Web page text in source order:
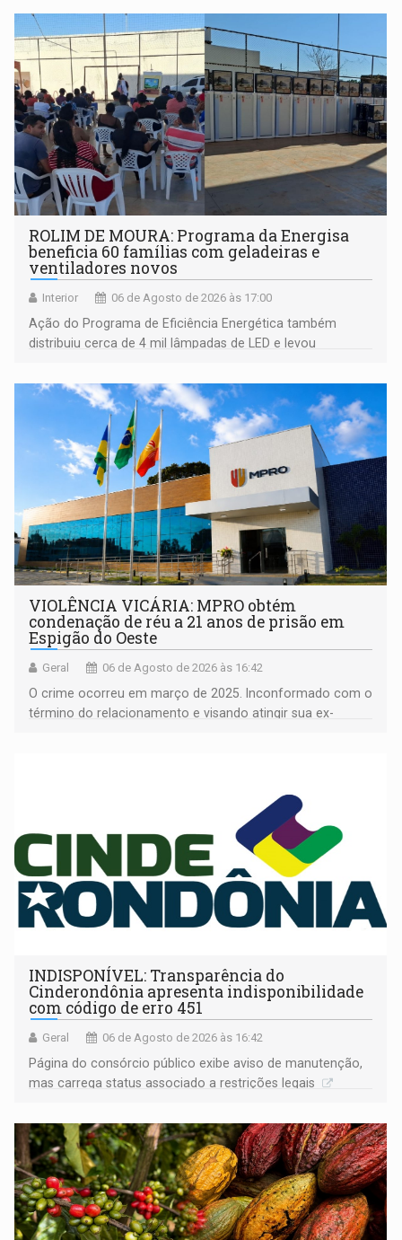
ROLIM DE MOURA: Programa da Energisa
beneficia 60 famílias com geladeiras e
ventiladores novos
Interior 06 de Agosto de 2026 às 17:00
Ação do Programa de Eficiência Energética também
distribuiu cerca de 4 mil lâmpadas de LED e levou
comunidade
VIOLÊNCIA VICÁRIA: MPRO obtém
condenação de réu a 21 anos de prisão em
Espigão do Oeste
Geral 06 de Agosto de 2026 às 16:42
O crime ocorreu em março de 2025. Inconformado com o
término do relacionamento e visando atingir sua ex-
INDISPONÍVEL: Transparência do
Cinderondônia apresenta indisponibilidade
com código de erro 451
Geral 06 de Agosto de 2026 às 16:42
Página do consórcio público exibe aviso de manutenção,
mas carrega status associado a restrições legais